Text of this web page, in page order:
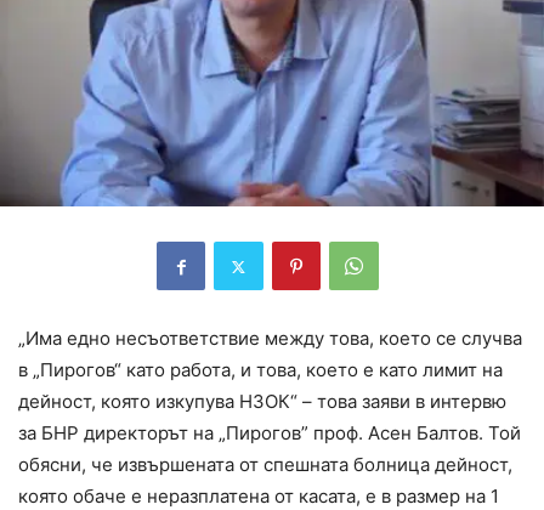
„Има едно несъответствие между това, което се случва
в „Пирогов“ като работа, и това, което е като лимит на
дейност, която изкупува НЗОК“ – това заяви в интервю
за БНР директорът на „Пирогов” проф. Асен Балтов. Той
обясни, че извършената от спешната болница дейност,
която обаче е неразплатена от касата, е в размер на 1